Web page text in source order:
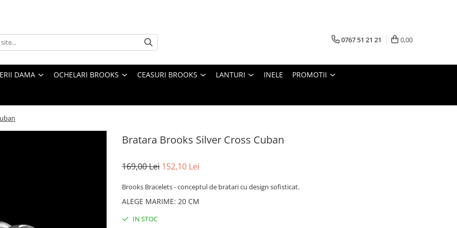
0767 51 21 21 0,00
DAMA OCHELARI BROOKS CEASURI BROOKS LANTURI INELE PROMOTII
Bratara Brooks Silver Cross Cuban
169,00 Lei 152,10 Lei
Brooks Bracelets - conceptul de bratari cu design sofisticat.
ALEGE MARIME: 20 CM
IN STOC